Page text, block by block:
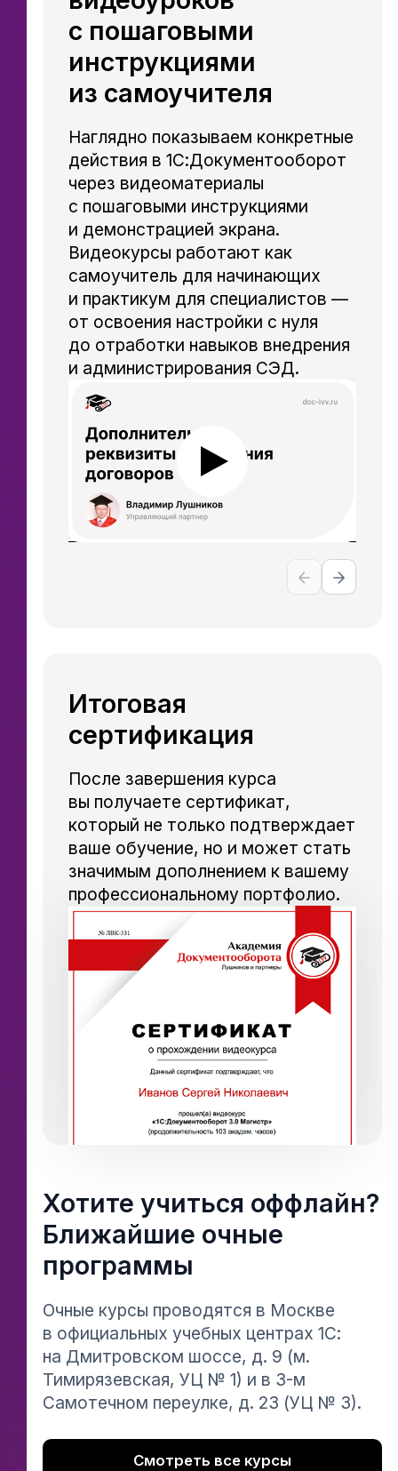
с пошаговыми
инструкциями
из самоучителя
Наглядно показываем конкретные
действия в 1С:Документооборот
через видеоматериалы
с пошаговыми инструкциями
и демонстрацией экрана.
Видеокурсы работают как
самоучитель для начинающих
и практикум для специалистов —
от освоения настройки с нуля
до отработки навыков внедрения
и администрирования СЭД.
Итоговая
сертификация
После завершения курса
вы получаете сертификат,
который не только подтверждает
ваше обучение, но и может стать
значимым дополнением к вашему
профессиональному портфолио.
Ссылка на это место страницы: #ochnuy
Хотите учиться оффлайн?
Ближайшие очные
программы
Очные курсы проводятся в Москве
в официальных учебных центрах 1С:
на Дмитровском шоссе, д. 9 (м.
Тимирязевская, УЦ № 1) и в 3-м
Самотечном переулке, д. 23 (УЦ № 3).
Смотреть все курсы